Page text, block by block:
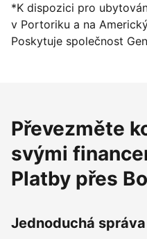
*K dispozici pro
v Portoriku a na
Poskytuje společnost
Převezměte
svými
Platby přes
Jednoduchá